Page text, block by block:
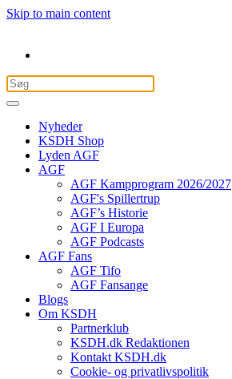
Skip to main content
Nyheder
KSDH Shop
Lyden AGF
AGF
AGF Kampprogram 2026/2027
AGF's Spillertrup
AGF’s Historie
AGF I Europa
AGF Podcasts
AGF Fans
AGF Tifo
AGF Fansange
Blogs
Om KSDH
Partnerklub
KSDH.dk Redaktionen
Kontakt KSDH.dk
Cookie- og privatlivspolitik